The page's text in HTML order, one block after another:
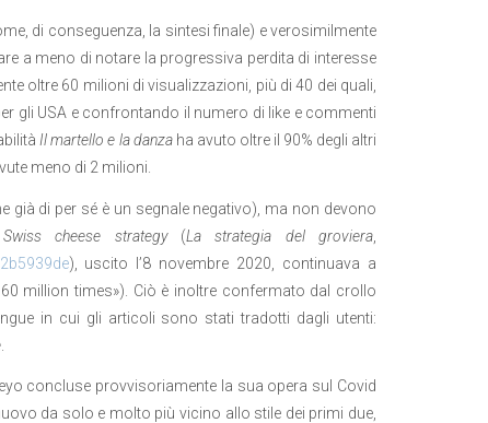
di conseguenza, la sintesi finale) e verosimilmente
a meno di notare la progressiva perdita di interesse
oltre 60 milioni di visualizzazioni, più di 40 dei quali,
gli USA e confrontando il numero di like e commenti
Il martello e la danzaha avuto oltre il 90% degli altri
meno di 2 milioni.
di per sé è un segnale negativo), ma non devono
cheese strategy(La strategia del groviera
), uscito l’8 novembre 2020, continuava a
60 million times»). Ciò è inoltre confermato dal crollo
in cui gli articoli sono stati tradotti dagli utenti:
.
concluse provvisoriamente la sua opera sul Covid
da solo e molto più vicino allo stile dei primi due,